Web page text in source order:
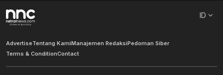
ID
AdvertiseTentang KamiManajemen RedaksiPedoman Siber
Terms & ConditionContact